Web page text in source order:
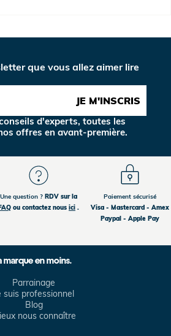
que vous allez aimer lire
JE M'INSCRIS
d'experts, toutes les
offres en avant-première.
Une question ?RDV sur la
ou contactez nous ici.
Paiement sécurisé
Visa - Mastercard - Amex
Paypal - Apple Pay
marque en moins.
Parrainage
suis professionnel
Blog
nous connaître